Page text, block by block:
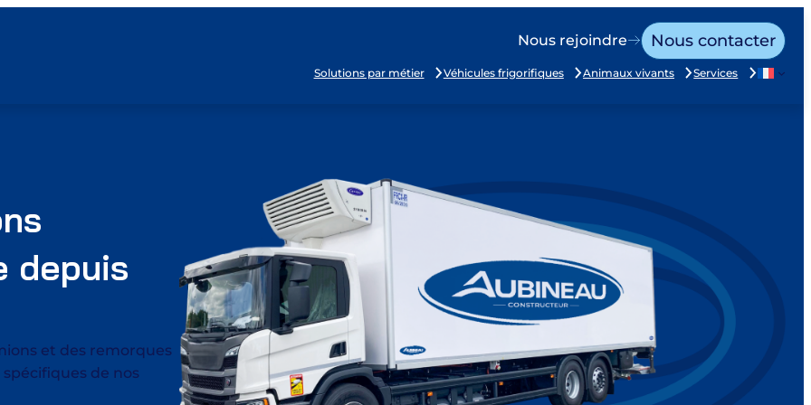
Nous rejoindre Nous contacter
Solutions par métier Véhicules frigorifiques Animaux vivants Services
depuis
et des remorques
de nos